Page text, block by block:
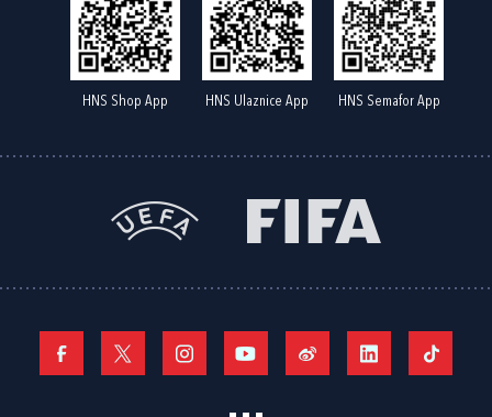
HNS Shop App HNS Ulaznice App HNS Semafor App